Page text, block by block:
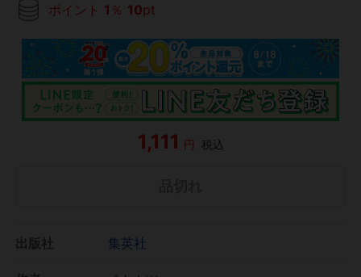
ポイント 1 ％ 10pt
1,111 円 税込
集英社